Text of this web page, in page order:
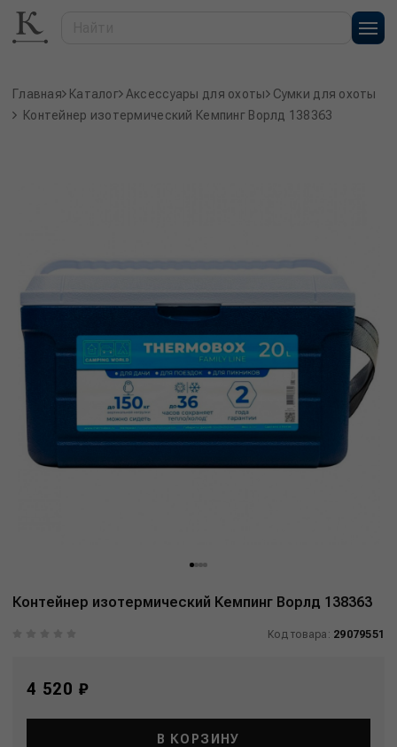
Главная Каталог Аксессуары для охоты
Сумки для охоты
Контейнер изотермический Кемпинг Ворлд 138363
Контейнер изотермический Кемпинг Ворлд 138363
Код товара: 29079551
4 520 ₽
В КОРЗИНУ